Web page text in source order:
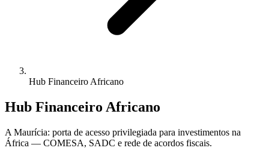
Hub Financeiro Africano
Hub Financeiro Africano
A Maurícia: porta de acesso privilegiada para investimentos na
África — COMESA, SADC e rede de acordos fiscais.